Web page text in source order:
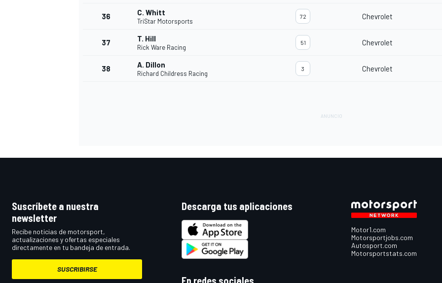
36 C. Whitt
TriStar Motorsports
72 Chevrolet
37 T. Hill
Rick Ware Racing
51 Chevrolet
38 A. Dillon
Richard Childress Racing
3 Chevrolet
Suscríbete a nuestra
newsletter
Recibe noticias de motorsport,
actualizaciones y ofertas especiales
directamente en tu bandeja de entrada.
SUSCRIBIRSE
Descarga tus aplicaciones
En redes sociales
Motor1.com
Motorsportjobs.com
Autosport.com
Motorsportstats.com